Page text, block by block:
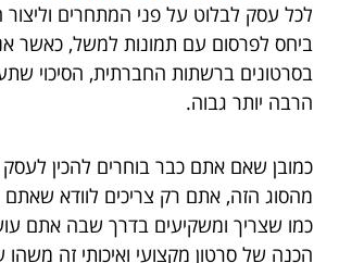
לכל עסק לבלוט על פני המתחרים וליצור
ביחס לפרסום עם תמונות למשל, כאשר
בסרטונים ברשתות החברתית, הסיכוי
הרבה יותר גבוה.
כמובן שאם אתם כבר בוחרים להכין
מהסוג הזה, אתם רק צריכים לוודא
כמו שצריך ומשקיעים בדרך שבה אתם
הכנה של סרטון מקצועי ואיכותי זה משהו